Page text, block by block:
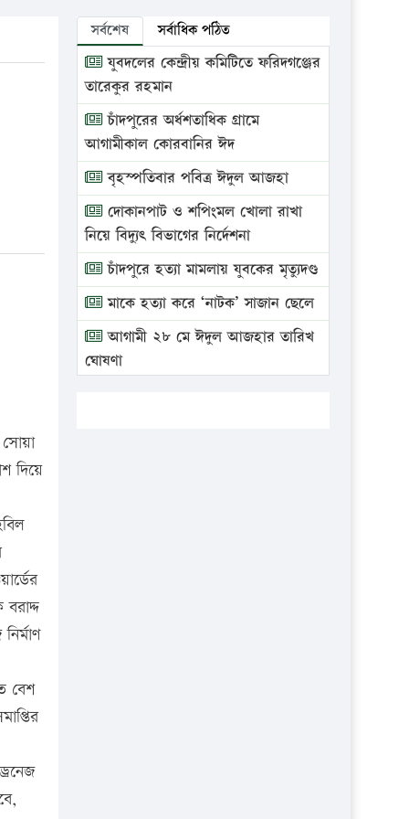
দিয়ে
বেশ
সর্বশেষ সর্বাধিক পঠিত
যুবদলের কেন্দ্রীয় কমিটিতে ফরিদগঞ্জের
তারেকুর রহমান
চাঁদপুরের অর্ধশতাধিক গ্রামে
আগামীকাল কোরবানির ঈদ
বৃহস্পতিবার পবিত্র ঈদুল আজহা
দোকানপাট ও শপিংমল খোলা রাখা
নিয়ে বিদ্যুৎ বিভাগের নির্দেশনা
চাঁদপুরে হত্যা মামলায় যুবকের মৃত্যুদণ্ড
মাকে হত্যা করে ‘নাটক’ সাজান ছেলে
আগামী ২৮ মে ঈদুল আজহার তারিখ
ঘোষণা